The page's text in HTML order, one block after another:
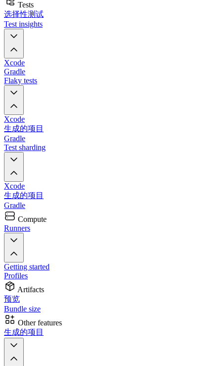
Tests
选择性测试
Test insights
Xcode
Gradle
Flaky tests
Xcode
生成的项目
Gradle
Test sharding
Xcode
生成的项目
Gradle
Compute
Runners
Getting started
Profiles
Artifacts
预览
Bundle size
Other features
生成的项目